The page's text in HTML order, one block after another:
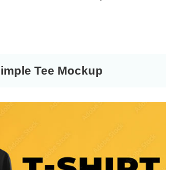
Tee Mockup